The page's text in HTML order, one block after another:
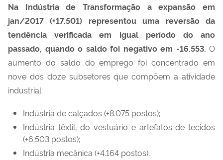
Na Indústria de Transformação a expansão em
jan/2017 (+17.501) representou uma reversão da
tendência verificada em igual período do ano
passado, quando o saldo foi negativo em -16.553. O
aumento do saldo do emprego foi concentrado em
nove dos doze subsetores que compõem a atividade
industrial:
Indústria de calçados (+8.075 postos);
Indústria têxtil, do vestuário e artefatos de tecidos
(+6.503 postos);
Indústria mecânica (+4.164 postos);